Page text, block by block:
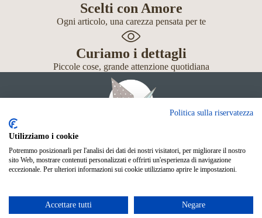
Scelti con Amore
Ogni articolo, una carezza pensata per te
Curiamo i dettagli
Piccole cose, grande attenzione quotidiana
Giochi
Neonato
Shop Online
© Mille Gru di Sofia Calore. P.IVA 05033240283
Politica sulla riservatezza
Utilizziamo i cookie
Potremmo posizionarli per l'analisi dei dati dei nostri visitatori, per migliorare il nostro
sito Web, mostrare contenuti personalizzati e offrirti un'esperienza di navigazione
eccezionale. Per ulteriori informazioni sui cookie utilizziamo aprire le impostazioni.
Accettare tutti Negare